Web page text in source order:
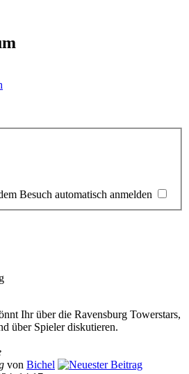
Besuch automatisch anmelden
Ihr über die Ravensburg Towerstars,
über Spieler diskutieren.
von Bichel